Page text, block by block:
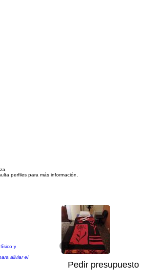
perfiles para más información.
y
aliviar el
1/6
Pedir presupuesto